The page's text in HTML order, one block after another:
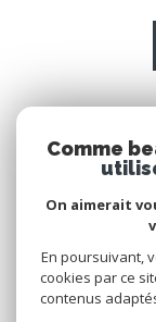
Comme
On aimerait
En poursuivant,
cookies par ce
contenus